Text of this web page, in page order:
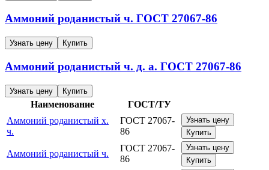
Аммоний роданистый ч. ГОСТ 27067-86
Узнать цену Купить
Аммоний роданистый ч. д. а. ГОСТ 27067-86
Узнать цену Купить
Наименование
ГОСТ/ТУ
Аммоний роданистый х.
ч.
ГОСТ 27067-
86
Узнать цену
Купить
Аммоний роданистый ч.
ГОСТ 27067-
86
Узнать цену
Купить